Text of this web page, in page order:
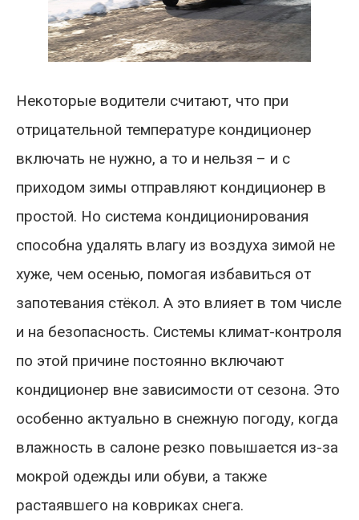
Некоторые водители считают, что при
отрицательной температуре кондиционер
включать не нужно, а то и нельзя – и с
приходом зимы отправляют кондиционер в
простой. Но система кондиционирования
способна удалять влагу из воздуха зимой не
хуже, чем осенью, помогая избавиться от
запотевания стёкол. А это влияет в том числе
и на безопасность. Системы климат-контроля
по этой причине постоянно включают
кондиционер вне зависимости от сезона. Это
особенно актуально в снежную погоду, когда
влажность в салоне резко повышается из-за
мокрой одежды или обуви, а также
растаявшего на ковриках снега.